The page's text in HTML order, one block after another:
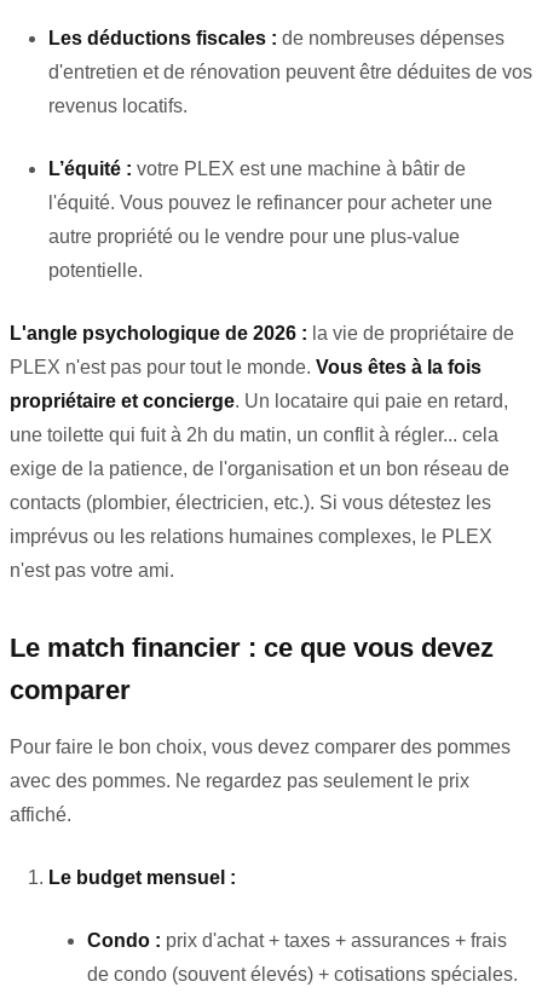
Les déductions fiscales : de nombreuses dépenses
d'entretien et de rénovation peuvent être déduites de vos
revenus locatifs.
L’équité : votre PLEX est une machine à bâtir de
l'équité. Vous pouvez le refinancer pour acheter une
autre propriété ou le vendre pour une plus-value
potentielle.
L'angle psychologique de 2026 : la vie de propriétaire de
PLEX n'est pas pour tout le monde. Vous êtes à la fois
propriétaire et concierge. Un locataire qui paie en retard,
une toilette qui fuit à 2h du matin, un conflit à régler... cela
exige de la patience, de l'organisation et un bon réseau de
contacts (plombier, électricien, etc.). Si vous détestez les
imprévus ou les relations humaines complexes, le PLEX
n'est pas votre ami.
Le match financier : ce que vous devez
comparer
Pour faire le bon choix, vous devez comparer des pommes
avec des pommes. Ne regardez pas seulement le prix
affiché.
Le budget mensuel :
Condo : prix d'achat + taxes + assurances + frais
de condo (souvent élevés) + cotisations spéciales.